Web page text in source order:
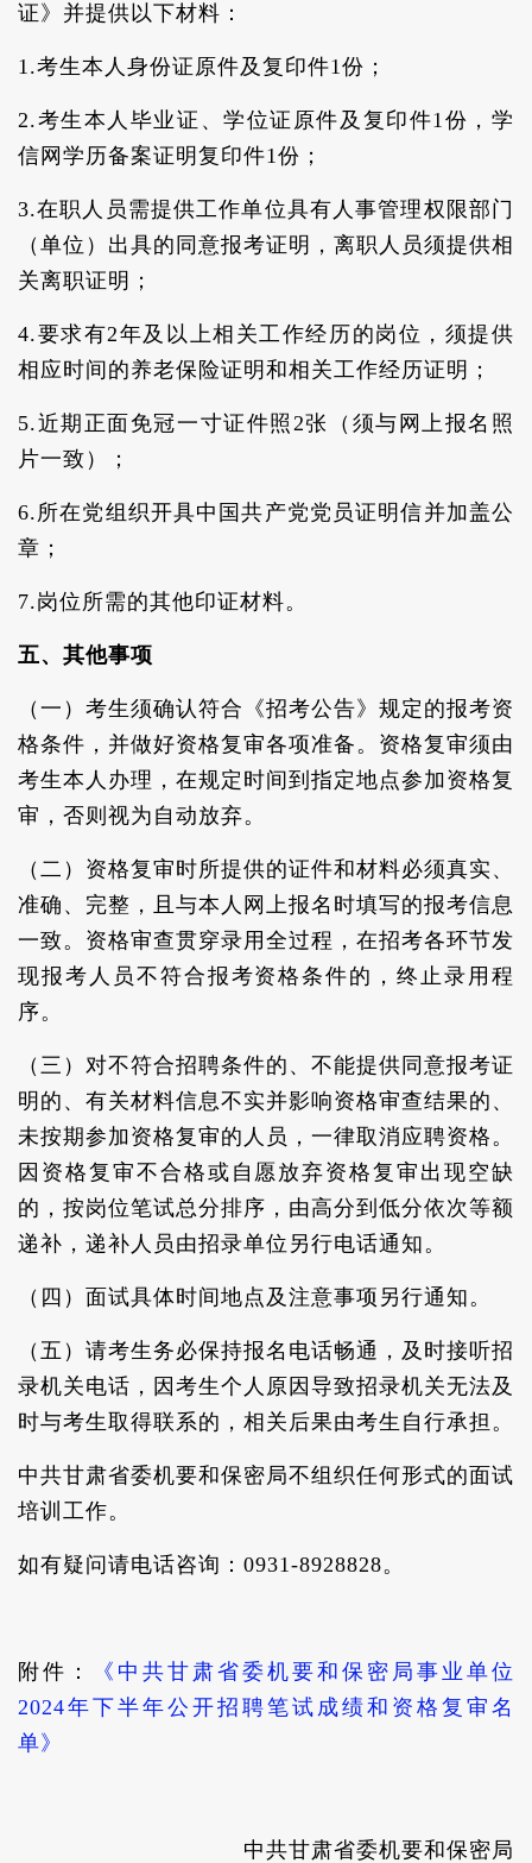
证》并提供以下材料：
1.考生本人身份证原件及复印件1份；
2.考生本人毕业证、学位证原件及复印件1份，学
信网学历备案证明复印件1份；
3.在职人员需提供工作单位具有人事管理权限部门
（单位）出具的同意报考证明，离职人员须提供相
关离职证明；
4.要求有2年及以上相关工作经历的岗位，须提供
相应时间的养老保险证明和相关工作经历证明；
5.近期正面免冠一寸证件照2张（须与网上报名照
片一致）；
6.所在党组织开具中国共产党党员证明信并加盖公
章；
7.岗位所需的其他印证材料。
五、其他事项
（一）考生须确认符合《招考公告》规定的报考资
格条件，并做好资格复审各项准备。资格复审须由
考生本人办理，在规定时间到指定地点参加资格复
审，否则视为自动放弃。
（二）资格复审时所提供的证件和材料必须真实、
准确、完整，且与本人网上报名时填写的报考信息
一致。资格审查贯穿录用全过程，在招考各环节发
现报考人员不符合报考资格条件的，终止录用程
序。
（三）对不符合招聘条件的、不能提供同意报考证
明的、有关材料信息不实并影响资格审查结果的、
未按期参加资格复审的人员，一律取消应聘资格。
因资格复审不合格或自愿放弃资格复审出现空缺
的，按岗位笔试总分排序，由高分到低分依次等额
递补，递补人员由招录单位另行电话通知。
（四）面试具体时间地点及注意事项另行通知。
（五）请考生务必保持报名电话畅通，及时接听招
录机关电话，因考生个人原因导致招录机关无法及
时与考生取得联系的，相关后果由考生自行承担。
中共甘肃省委机要和保密局不组织任何形式的面试
培训工作。
如有疑问请电话咨询：0931-8928828。
附件：
《中共甘肃省委机要和保密局事业单位
2024年下半年公开招聘笔试成绩和资格复审名
单》
中共甘肃省委机要和保密局